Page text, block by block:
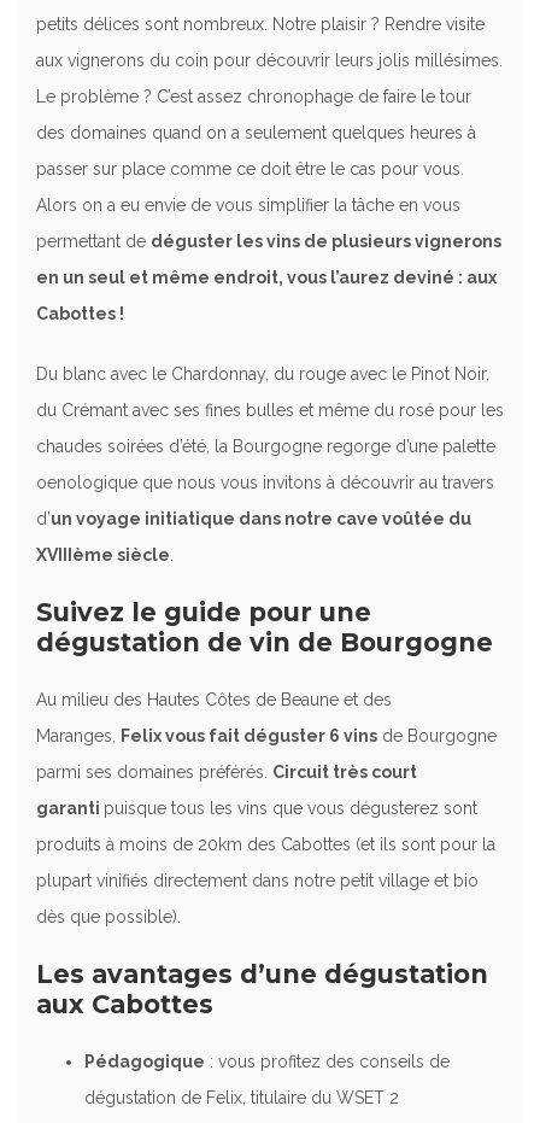
petits délices sont nombreux. Notre plaisir ? Rendre visite
aux vignerons du coin pour découvrir leurs jolis millésimes.
Le problème ? C’est assez chronophage de faire le tour
des domaines quand on a seulement quelques heures à
passer sur place comme ce doit être le cas pour vous.
Alors on a eu envie de vous simplifier la tâche en vous
permettant de déguster les vins de plusieurs vignerons
en un seul et même endroit, vous l’aurez deviné : aux
Cabottes !
Du blanc avec le Chardonnay, du rouge avec le Pinot Noir,
du Crémant avec ses fines bulles et même du rosé pour les
chaudes soirées d’été, la Bourgogne regorge d’une palette
oenologique que nous vous invitons à découvrir au travers
d’un voyage initiatique dans notre cave voûtée du
XVIIIème siècle.
Suivez le guide pour une
dégustation de vin de Bourgogne
Au milieu des Hautes Côtes de Beaune et des
Maranges, Felix vous fait déguster 6 vins de Bourgogne
parmi ses domaines préférés. Circuit très court
garanti puisque tous les vins que vous dégusterez sont
produits à moins de 20km des Cabottes (et ils sont pour la
plupart vinifiés directement dans notre petit village et bio
dès que possible).
Les avantages d’une dégustation
aux Cabottes
Pédagogique : vous profitez des conseils de
dégustation de Felix, titulaire du WSET 2